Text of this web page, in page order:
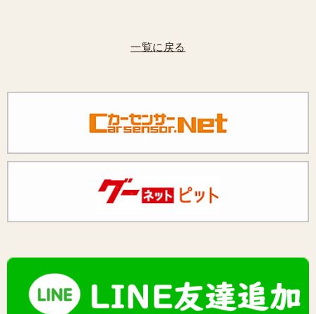
一覧に戻る